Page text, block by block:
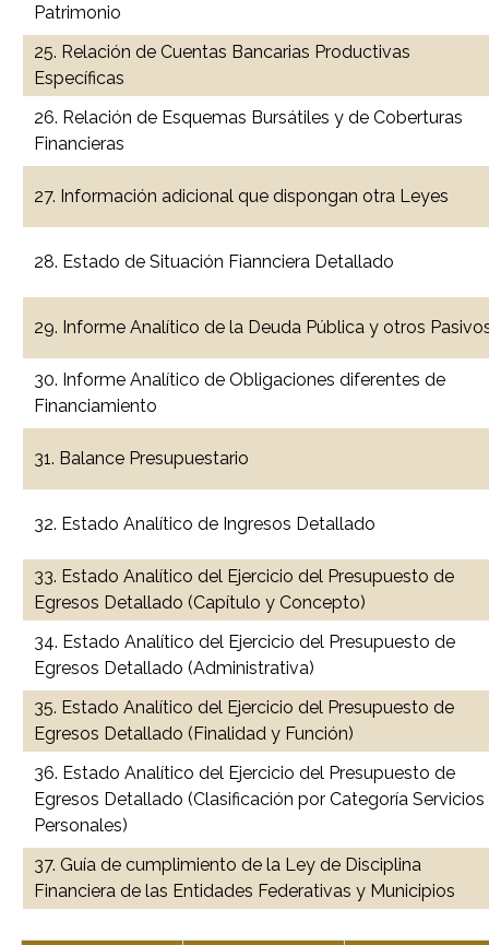
Patrimonio
25. Relación de Cuentas Bancarias Productivas
Específicas
26. Relación de Esquemas Bursátiles y de Coberturas
Financieras
27. Información adicional que dispongan otra Leyes
28. Estado de Situación Fiannciera Detallado
29. Informe Analítico de la Deuda Pública y otros
30. Informe Analítico de Obligaciones diferentes de
Financiamiento
31. Balance Presupuestario
32. Estado Analítico de Ingresos Detallado
33. Estado Analítico del Ejercicio del Presupuesto de
Egresos Detallado (Capítulo y Concepto)
34. Estado Analítico del Ejercicio del Presupuesto de
Egresos Detallado (Administrativa)
35. Estado Analítico del Ejercicio del Presupuesto de
Egresos Detallado (Finalidad y Función)
36. Estado Analítico del Ejercicio del Presupuesto de
Egresos Detallado (Clasificación por Categoría Servicios
Personales)
37. Guía de cumplimiento de la Ley de Disciplina
Financiera de las Entidades Federativas y Municipios